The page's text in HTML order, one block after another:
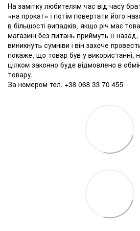
На замітку любителям час від часу
«на прокат» і потім повертати його
в більшості випадків, якщо річ має
магазині без питань приймуть її
виникнуть сумніви і він захоче
покаже, що товар був у використанні,
цілком законно буде відмовлено в
товару.
За номером тел. +38 068 33 70 455